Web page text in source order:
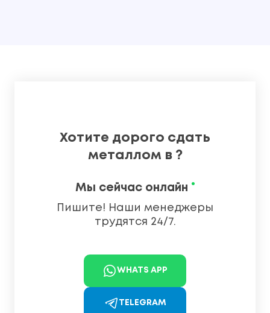
Хотите дорого сдать
металлом в ?
Мы сейчас онлайн •
Пишите! Наши менеджеры
трудятся 24/7.
WHATS APP
TELEGRAM